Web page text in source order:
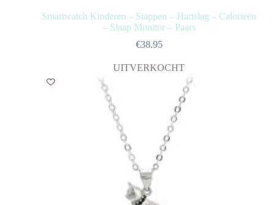
Smartwatch Kinderen – Stappen – Hartslag – Calorieën
– Slaap Monitor – Paars
€38.95
UITVERKOCHT